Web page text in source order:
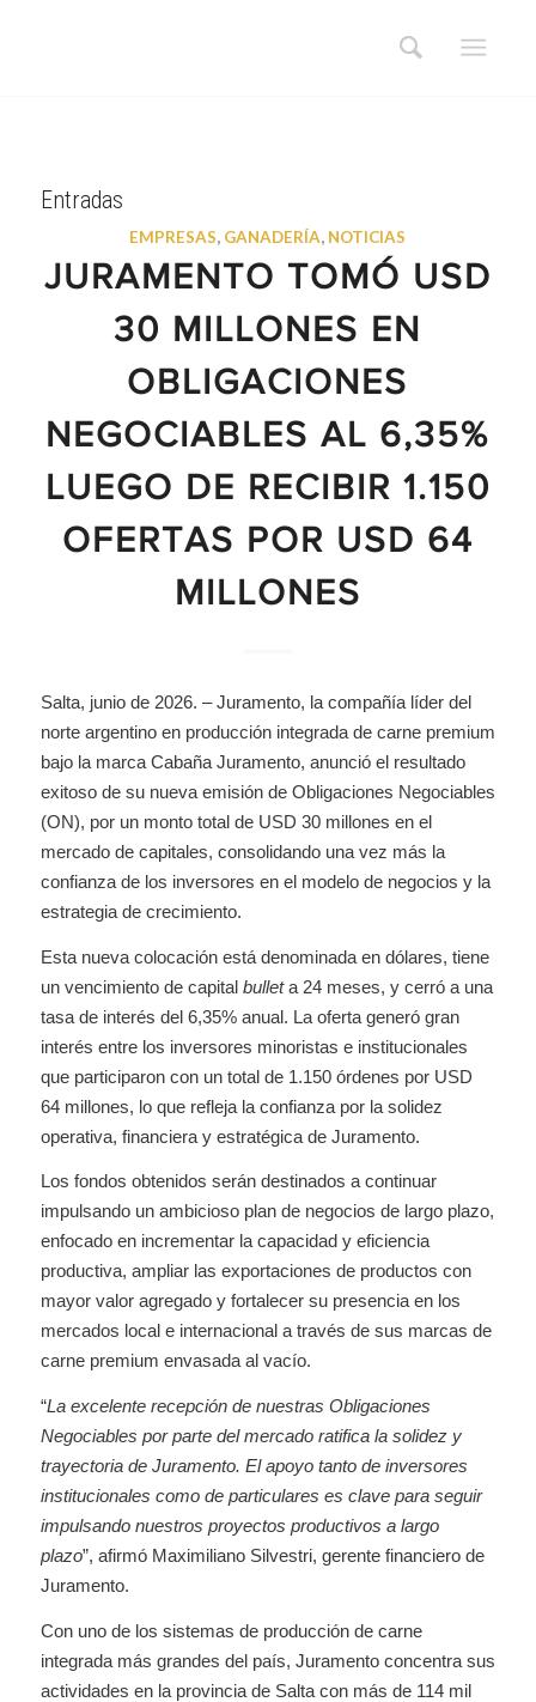
Entradas
EMPRESAS, GANADERÍA, NOTICIAS
JURAMENTO TOMÓ USD
30 MILLONES EN
OBLIGACIONES
NEGOCIABLES AL 6,35%
LUEGO DE RECIBIR 1.150
OFERTAS POR USD 64
MILLONES
Salta, junio de 2026. – Juramento, la compañía líder del
norte argentino en producción integrada de carne premium
bajo la marca Cabaña Juramento, anunció el resultado
exitoso de su nueva emisión de Obligaciones Negociables
(ON), por un monto total de USD 30 millones en el
mercado de capitales, consolidando una vez más la
confianza de los inversores en el modelo de negocios y la
estrategia de crecimiento.
Esta nueva colocación está denominada en dólares, tiene
un vencimiento de capital bulleta 24 meses, y cerró a una
tasa de interés del 6,35% anual. La oferta generó gran
interés entre los inversores minoristas e institucionales
que participaron con un total de 1.150 órdenes por USD
64 millones, lo que refleja la confianza por la solidez
operativa, financiera y estratégica de Juramento.
Los fondos obtenidos serán destinados a continuar
impulsando un ambicioso plan de negocios de largo plazo,
enfocado en incrementar la capacidad y eficiencia
productiva, ampliar las exportaciones de productos con
mayor valor agregado y fortalecer su presencia en los
mercados local e internacional a través de sus marcas de
carne premium envasada al vacío.
“La excelente recepción de nuestras Obligaciones
Negociables por parte del mercado ratifica la solidez y
trayectoria de Juramento. El apoyo tanto de inversores
institucionales como de particulares es clave para seguir
impulsando nuestros proyectos productivos a largo
plazo”, afirmó Maximiliano Silvestri, gerente financiero de
Juramento.
Con uno de los sistemas de producción de carne
integrada más grandes del país, Juramento concentra sus
actividades en la provincia de Salta con más de 114 mil